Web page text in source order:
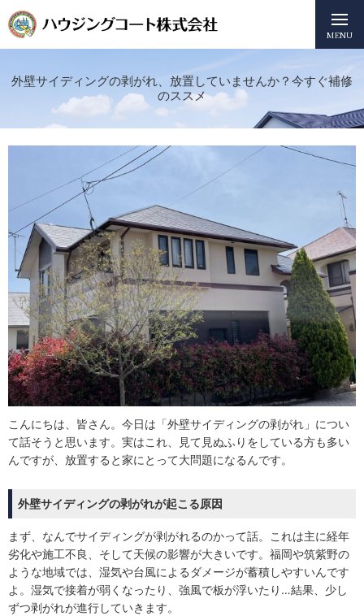
MENU
外壁サイディングの剥がれ、放置していませんか？今すぐ補修
のススメ
こんにちは、皆さん。今日は「外壁サイディングの剥がれ」につい
て話そうと思います。実はこれ、見て見ぬふりをしている方も多い
んですが、放置すると家にとって大問題になるんです。
外壁サイディングの剥がれが起こる原因
まず、なんでサイディングが剥がれるのかって話。これは主に経年
劣化や施工不良、そして天候の影響が大きいです。福岡や筑紫野の
ような地域では、湿気や台風によるダメージが蓄積しやすいんです
よ。湿気で接着が弱くなったり、強風で板が浮いたり…結果、少し
ずつ剥がれが進行していきます。